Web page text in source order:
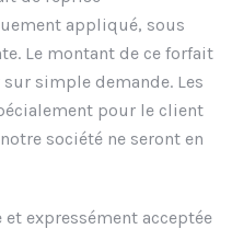
appliqué, sous
Le montant de ce forfait
simple demande. Les
pour le client
société ne seront en
expressément acceptée